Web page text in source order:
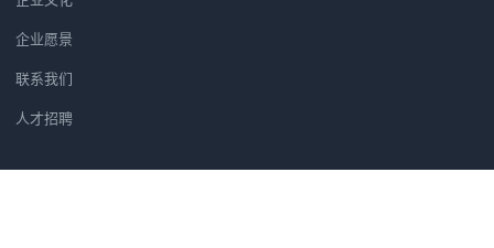
企业愿景
联系我们
人才招聘